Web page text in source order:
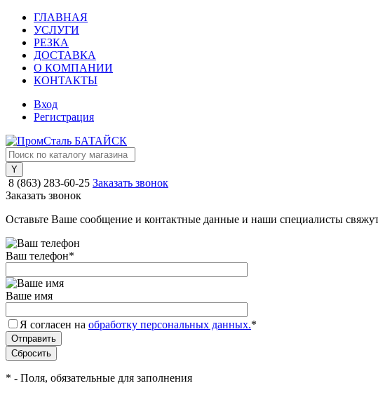
ГЛАВНАЯ
УСЛУГИ
РЕЗКА
ДОСТАВКА
О КОМПАНИИ
КОНТАКТЫ
Вход
Регистрация
8 (863) 283-60-25 Заказать звонок
Заказать звонок
Оставьте Ваше сообщение и контактные данные и наши специалисты
Ваш телефон*
Ваше имя
Я согласен на обработку персональных данных.*
* - Поля, обязательные для заполнения